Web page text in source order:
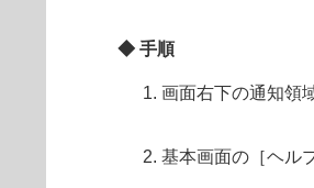
◆ 手順
画面右下の通知領
基本画面の［ヘル